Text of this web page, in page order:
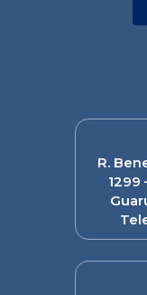
R.
1299